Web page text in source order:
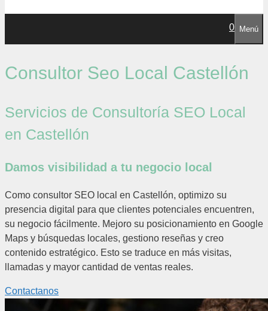
0 Menú
Consultor Seo Local Castellón
Servicios de Consultoría SEO Local
en Castellón
Damos visibilidad a tu negocio local
Como consultor SEO local en Castellón, optimizo su
presencia digital para que clientes potenciales encuentren,
su negocio fácilmente. Mejoro su posicionamiento en Google
Maps y búsquedas locales, gestiono reseñas y creo
contenido estratégico. Esto se traduce en más visitas,
llamadas y mayor cantidad de ventas reales.
Contactanos